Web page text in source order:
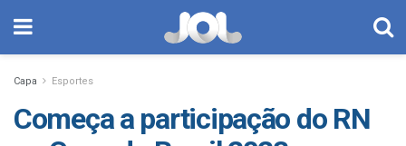
Capa Esportes
Começa a participação do RN